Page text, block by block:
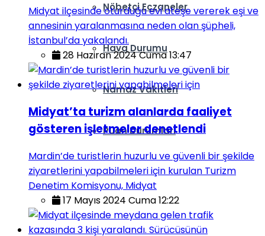
Nöbetçi Eczaneler
Hava Durumu
Namaz Vakitleri
Puan Durumları
Midyat ilçesinde oturduğu evi ateşe vererek eşi ve
annesinin yaralanmasına neden olan şüpheli,
İstanbul’da yakalandı.
28 Haziran 2024 Cuma 13:47
Midyat’ta turizm alanlarda faaliyet
gösteren işletmeler denetlendi
Mardin’de turistlerin huzurlu ve güvenli bir şekilde
ziyaretlerini yapabilmeleri için kurulan Turizm
Denetim Komisyonu, Midyat
17 Mayıs 2024 Cuma 12:22